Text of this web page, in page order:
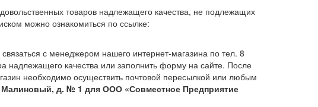
товаров надлежащего качества, не подлежащих
можно ознакомиться по ссылке:
с менеджером нашего интернет-магазина по тел. 8
надлежащего качества или заполнить форму на сайте. После
необходимо осуществить почтовой пересылкой или любым
Малиновый, д. № 1 для ООО «Совместное Предприятие